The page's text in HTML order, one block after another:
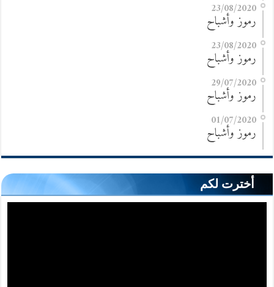
23/08/2020
رموز وأشباح
23/08/2020
رموز وأشباح
29/07/2020
رموز وأشباح
01/07/2020
رموز وأشباح
أخترت لكم